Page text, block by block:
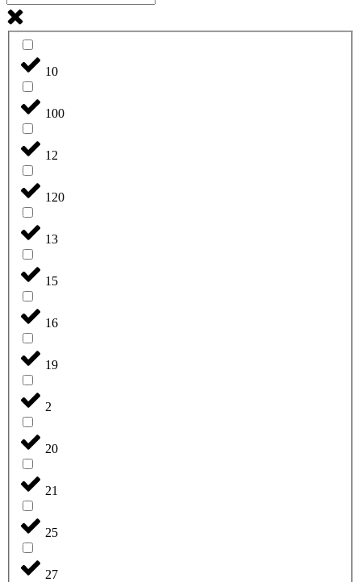
10
100
12
120
13
15
16
19
2
20
21
25
27